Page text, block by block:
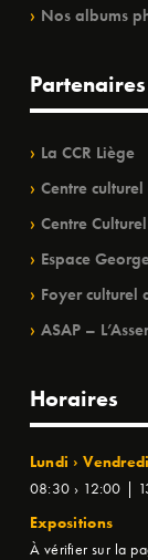
Nos albums
Partenaires
La CCR Liège
Centre
Centre
Espace
Foyer culturel
ASAP –
Horaires
Lundi › Vendredi
08:30 › 12:00 |
Expositions
À vérifier sur la